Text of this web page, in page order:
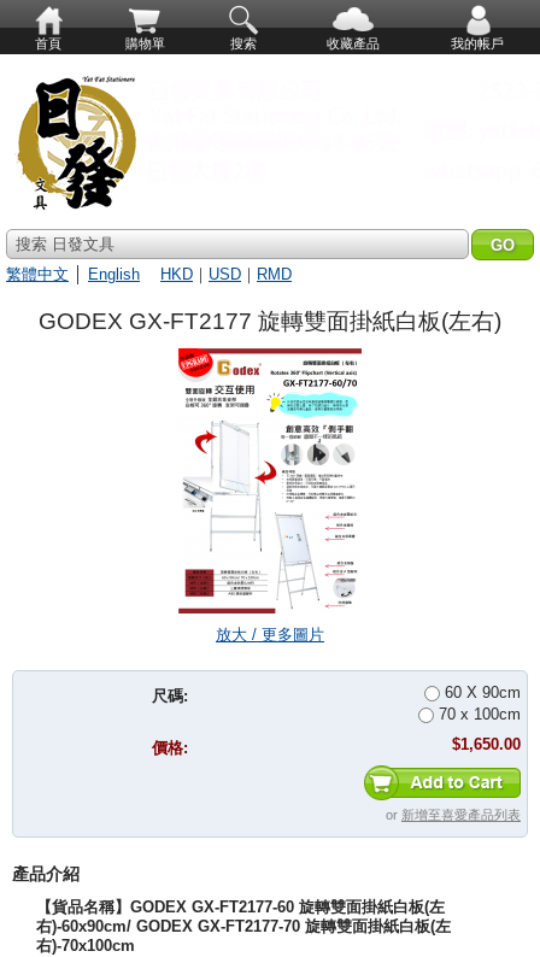
首頁 購物單 搜索 收藏產品 我的帳戶
搜索 日發文具
繁體中文
English HKD ｜ USD ｜ RMD
GODEX GX-FT2177 旋轉雙面掛紙白板(左右)
放大 / 更多圖片
尺碼:
60 X 90cm
70 x 100cm
價格:
$1,650.00
or 新增至喜愛產品列表
產品介紹
【貨品名稱】GODEX GX-FT2177-60 旋轉雙面掛紙白板(左
右)-60x90cm/ GODEX GX-FT2177-70 旋轉雙面掛紙白板(左
右)-70x100cm